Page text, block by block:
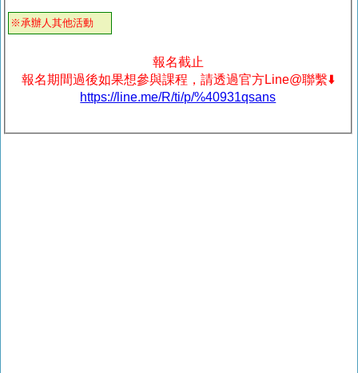
※承辦人其他活動
報名截止
報名期間過後如果想參與課程，請透過官方Line@聯繫⬇️
https://line.me/R/ti/p/%40931qsans